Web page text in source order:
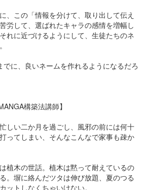
、この「情報を分けて、取り出して伝え
労して、選ばれたキャラの感情を増幅し
れに近づけるようにして、生徒たちのネ
に、良いネームを作れるようになるだろ
構築法講師】
しい二か月を過ごし、風邪の前には何十
ってしまい、そんなこんなで家事も疎か
植木の世話。植木は黙って耐えているの
。塀に絡んだツタは伸び放題、夏のつる
ットしなくちゃいけない。